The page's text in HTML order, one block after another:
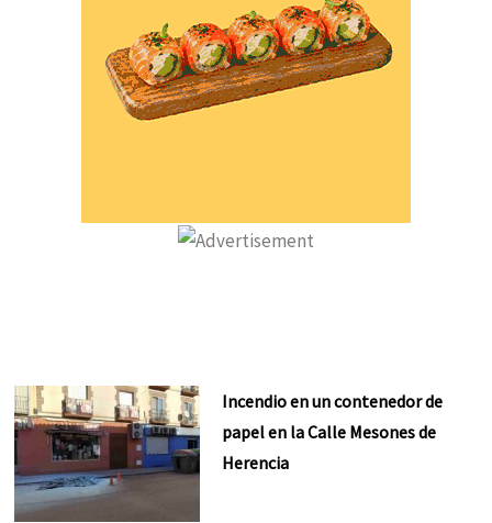
Incendio en un contenedor de
papel en la Calle Mesones de
Herencia